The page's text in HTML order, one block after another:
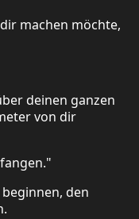
machen möchte,
deinen ganzen
von dir
den